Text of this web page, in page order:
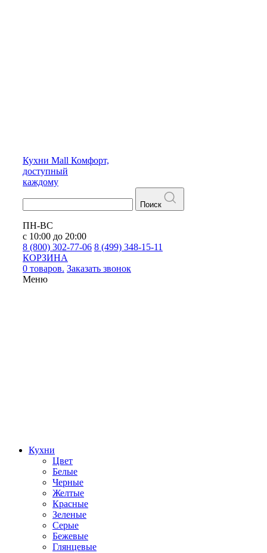
Кухни Mall Комфорт,
доступный
каждому
Поиск
ПН-ВС
с 10:00 до 20:00
8 (800) 302-77-06 8 (499) 348-15-11
КОРЗИНА
0 товаров. Заказать звонок
Меню
Кухни
Цвет
Белые
Черные
Желтые
Красные
Зеленые
Серые
Бежевые
Глянцевые